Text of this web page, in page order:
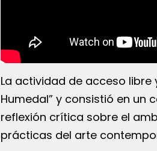
La actividad de acceso
Humedal” y consistió en
reflexión crítica sobre el
prácticas del arte